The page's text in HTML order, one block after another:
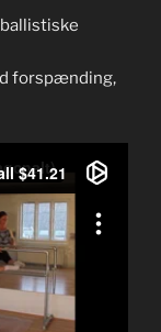
forspænding,